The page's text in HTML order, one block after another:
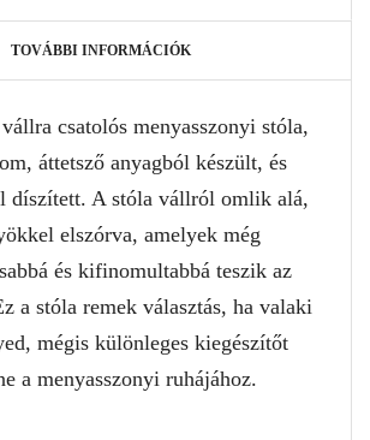
TOVÁBBI INFORMÁCIÓK
csatolós menyasszonyi stóla,
áttetsző anyagból készült, és
díszített. A stóla vállról omlik alá,
elszórva, amelyek még
és kifinomultabbá teszik az
a stóla remek választás, ha valaki
mégis különleges kiegészítőt
a menyasszonyi ruhájához.